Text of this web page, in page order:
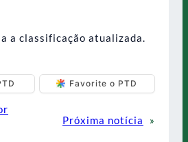
a classificação atualizada.
Favorite o PTD
Próxima notícia
»